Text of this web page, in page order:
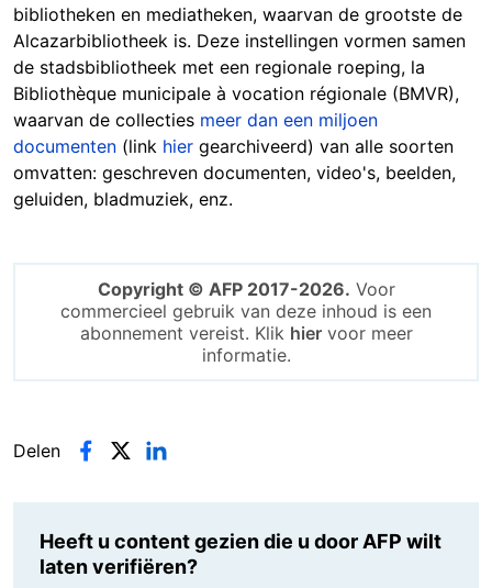
bibliotheken en mediatheken, waarvan de grootste de
Alcazarbibliotheek is. Deze instellingen vormen samen
de stadsbibliotheek met een regionale roeping, la
Bibliothèque municipale à vocation régionale (BMVR),
waarvan de collecties meer dan een miljoen
documenten (link hier gearchiveerd) van alle soorten
omvatten: geschreven documenten, video's, beelden,
geluiden, bladmuziek, enz.
Copyright © AFP 2017-2026. Voor
commercieel gebruik van deze inhoud is een
abonnement vereist. Klik hiervoor meer
informatie.
Delen
Heeft u content gezien die u door AFP wilt
laten verifiëren?